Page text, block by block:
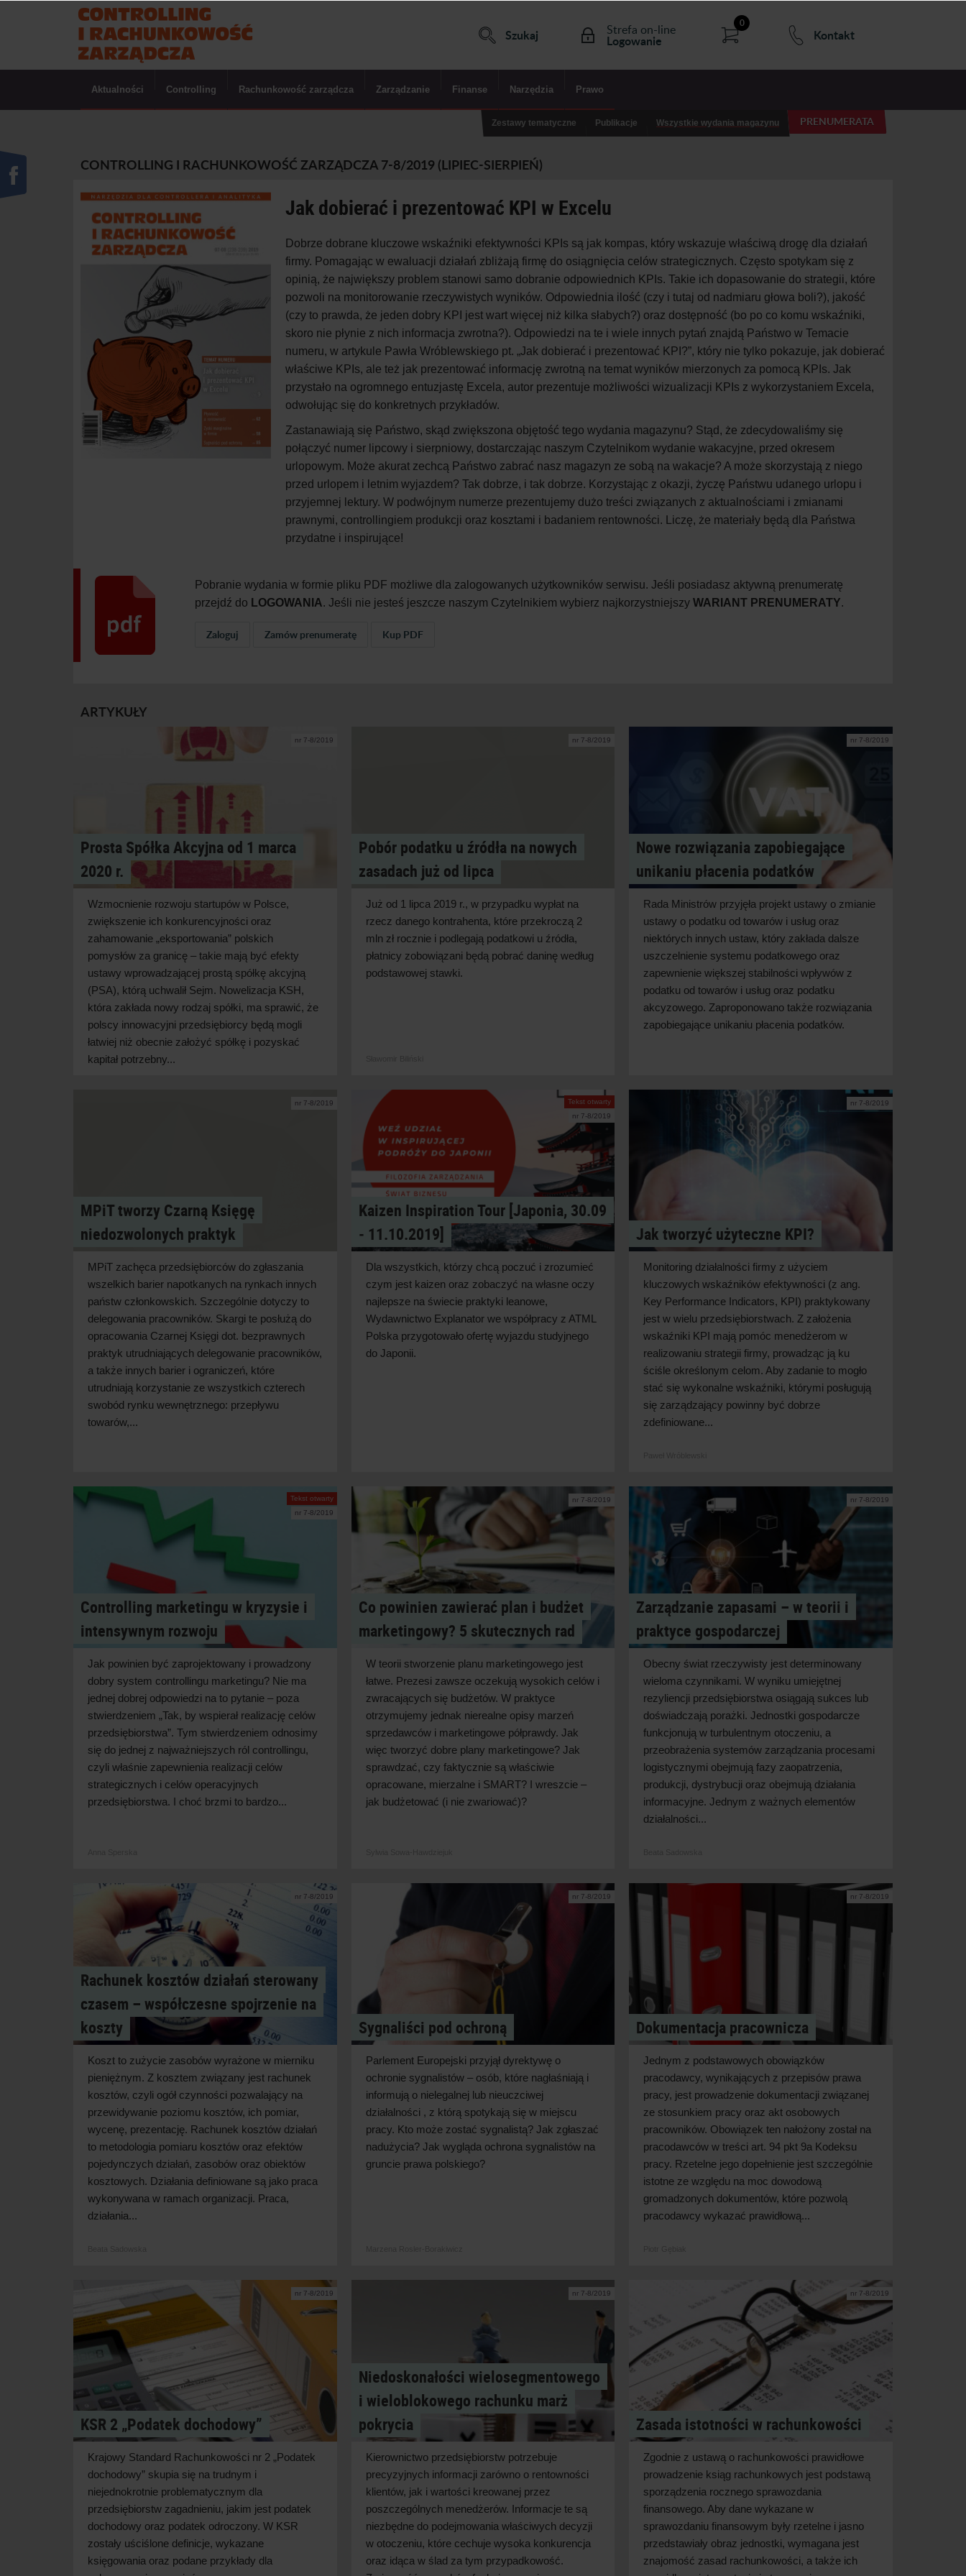
Szukaj Strefa on-line
Logowanie
0
Kontakt
Aktualności Controlling Rachunkowość zarządcza Zarządzanie Finanse Narzędzia Prawo
PRENUMERATA
Zestawy tematyczne Publikacje Wszystkie wydania magazynu
CONTROLLING I RACHUNKOWOŚĆ ZARZĄDCZA 7-8/2019 (LIPIEC-SIERPIEŃ)
Jak dobierać i prezentować KPI w Excelu
Dobrze dobrane kluczowe wskaźniki efektywności KPIs są jak kompas, który wskazuje właściwą drogę dla działań
firmy. Pomagając w ewaluacji działań zbliżają firmę do osiągnięcia celów strategicznych. Często spotykam się z
opinią, że największy problem stanowi samo dobranie odpowiednich KPIs. Takie ich dopasowanie do strategii, które
pozwoli na monitorowanie rzeczywistych wyników. Odpowiednia ilość (czy i tutaj od nadmiaru głowa boli?), jakość
(czy to prawda, że jeden dobry KPI jest wart więcej niż kilka słabych?) oraz dostępność (bo po co komu wskaźniki,
skoro nie płynie z nich informacja zwrotna?). Odpowiedzi na te i wiele innych pytań znajdą Państwo w Temacie
numeru, w artykule Pawła Wróblewskiego pt. „Jak dobierać i prezentować KPI?”, który nie tylko pokazuje, jak dobierać
właściwe KPIs, ale też jak prezentować informację zwrotną na temat wyników mierzonych za pomocą KPIs. Jak
przystało na ogromnego entuzjastę Excela, autor prezentuje możliwości wizualizacji KPIs z wykorzystaniem Excela,
odwołując się do konkretnych przykładów.
Zastanawiają się Państwo, skąd zwiększona objętość tego wydania magazynu? Stąd, że zdecydowaliśmy się
połączyć numer lipcowy i sierpniowy, dostarczając naszym Czytelnikom wydanie wakacyjne, przed okresem
urlopowym. Może akurat zechcą Państwo zabrać nasz magazyn ze sobą na wakacje? A może skorzystają z niego
przed urlopem i letnim wyjazdem? Tak dobrze, i tak dobrze. Korzystając z okazji, życzę Państwu udanego urlopu i
przyjemnej lektury. W podwójnym numerze prezentujemy dużo treści związanych z aktualnościami i zmianami
prawnymi, controllingiem produkcji oraz kosztami i badaniem rentowności. Liczę, że materiały będą dla Państwa
przydatne i inspirujące!
Pobranie wydania w formie pliku PDF możliwe dla zalogowanych użytkowników serwisu. Jeśli posiadasz aktywną prenumeratę
przejdź do LOGOWANIA. Jeśli nie jesteś jeszcze naszym Czytelnikiem wybierz najkorzystniejszy WARIANT PRENUMERATY.
Zaloguj Zamów prenumeratę Kup PDF
ARTYKUŁY
nr 7-8/2019
Prosta Spółka Akcyjna od 1 marca
2020 r.
Wzmocnienie rozwoju startupów w Polsce,
zwiększenie ich konkurencyjności oraz
zahamowanie „eksportowania” polskich
pomysłów za granicę – takie mają być efekty
ustawy wprowadzającej prostą spółkę akcyjną
(PSA), którą uchwalił Sejm. Nowelizacja KSH,
która zakłada nowy rodzaj spółki, ma sprawić, że
polscy innowacyjni przedsiębiorcy będą mogli
łatwiej niż obecnie założyć spółkę i pozyskać
kapitał potrzebny...
nr 7-8/2019
Pobór podatku u źródła na nowych
zasadach już od lipca
Już od 1 lipca 2019 r., w przypadku wypłat na
rzecz danego kontrahenta, które przekroczą 2
mln zł rocznie i podlegają podatkowi u źródła,
płatnicy zobowiązani będą pobrać daninę według
podstawowej stawki.
nr 7-8/2019
Nowe rozwiązania zapobiegające
unikaniu płacenia podatków
Rada Ministrów przyjęła projekt ustawy o zmianie
ustawy o podatku od towarów i usług oraz
niektórych innych ustaw, który zakłada dalsze
uszczelnienie systemu podatkowego oraz
zapewnienie większej stabilności wpływów z
podatku od towarów i usług oraz podatku
akcyzowego. Zaproponowano także rozwiązania
zapobiegające unikaniu płacenia podatków.
nr 7-8/2019
MPiT tworzy Czarną Księgę
niedozwolonych praktyk
MPiT zachęca przedsiębiorców do zgłaszania
wszelkich barier napotkanych na rynkach innych
państw członkowskich. Szczególnie dotyczy to
delegowania pracowników. Skargi te posłużą do
opracowania Czarnej Księgi dot. bezprawnych
praktyk utrudniających delegowanie pracowników,
a także innych barier i ograniczeń, które
utrudniają korzystanie ze wszystkich czterech
swobód rynku wewnętrznego: przepływu
towarów,...
Tekst otwarty
nr 7-8/2019
Kaizen Inspiration Tour [Japonia, 30.09
‑ 11.10.2019]
Dla wszystkich, którzy chcą poczuć i zrozumieć
czym jest kaizen oraz zobaczyć na własne oczy
najlepsze na świecie praktyki leanowe,
Wydawnictwo Explanator we współpracy z ATML
Polska przygotowało ofertę wyjazdu studyjnego
do Japonii.
nr 7-8/2019
Jak tworzyć użyteczne KPI?
Monitoring działalności firmy z użyciem
kluczowych wskaźników efektywności (z ang.
Key Performance Indicators, KPI) praktykowany
jest w wielu przedsiębiorstwach. Z założenia
wskaźniki KPI mają pomóc menedżerom w
realizowaniu strategii firmy, prowadząc ją ku
ściśle określonym celom. Aby zadanie to mogło
stać się wykonalne wskaźniki, którymi posługują
się zarządzający powinny być dobrze
zdefiniowane...
Tekst otwarty
nr 7-8/2019
Controlling marketingu w kryzysie i
intensywnym rozwoju
Jak powinien być zaprojektowany i prowadzony
dobry system controllingu marketingu? Nie ma
jednej dobrej odpowiedzi na to pytanie – poza
stwierdzeniem „Tak, by wspierał realizację celów
przedsiębiorstwa”. Tym stwierdzeniem odnosimy
się do jednej z najważniejszych ról controllingu,
czyli właśnie zapewnienia realizacji celów
strategicznych i celów operacyjnych
przedsiębiorstwa. I choć brzmi to bardzo...
nr 7-8/2019
Co powinien zawierać plan i budżet
marketingowy? 5 skutecznych rad
W teorii stworzenie planu marketingowego jest
łatwe. Prezesi zawsze oczekują wysokich celów i
zwracających się budżetów. W praktyce
otrzymujemy jednak nierealne opisy marzeń
sprzedawców i marketingowe półprawdy. Jak
więc tworzyć dobre plany marketingowe? Jak
sprawdzać, czy faktycznie są właściwie
opracowane, mierzalne i SMART? I wreszcie –
jak budżetować (i nie zwariować)?
nr 7-8/2019
Zarządzanie zapasami – w teorii i
praktyce gospodarczej
Obecny świat rzeczywisty jest determinowany
wieloma czynnikami. W wyniku umiejętnej
rezyliencji przedsiębiorstwa osiągają sukces lub
doświadczają porażki. Jednostki gospodarcze
funkcjonują w turbulentnym otoczeniu, a
przeobrażenia systemów zarządzania procesami
logistycznymi obejmują fazy zaopatrzenia,
produkcji, dystrybucji oraz obejmują działania
informacyjne. Jednym z ważnych elementów
działalności...
nr 7-8/2019
Rachunek kosztów działań sterowany
czasem – współczesne spojrzenie na
koszty
Koszt to zużycie zasobów wyrażone w mierniku
pieniężnym. Z kosztem związany jest rachunek
kosztów, czyli ogół czynności pozwalający na
przewidywanie poziomu kosztów, ich pomiar,
wycenę, prezentację. Rachunek kosztów działań
to metodologia pomiaru kosztów oraz efektów
pojedynczych działań, zasobów oraz obiektów
kosztowych. Działania definiowane są jako praca
wykonywana w ramach organizacji. Praca,
działania...
nr 7-8/2019
Sygnaliści pod ochroną
Parlement Europejski przyjął dyrektywę o
ochronie sygnalistów – osób, które nagłaśniają i
informują o nielegalnej lub nieuczciwej
działalności , z którą spotykają się w miejscu
pracy. Kto może zostać sygnalistą? Jak zgłaszać
nadużycia? Jak wygląda ochrona sygnalistów na
gruncie prawa polskiego?
nr 7-8/2019
Dokumentacja pracownicza
Jednym z podstawowych obowiązków
pracodawcy, wynikających z przepisów prawa
pracy, jest prowadzenie dokumentacji związanej
ze stosunkiem pracy oraz akt osobowych
pracowników. Obowiązek ten nałożony został na
pracodawców w treści art. 94 pkt 9a Kodeksu
pracy. Rzetelne jego dopełnienie jest szczególnie
istotne ze względu na moc dowodową
gromadzonych dokumentów, które pozwolą
pracodawcy wykazać prawidłową...
nr 7-8/2019
KSR 2 „Podatek dochodowy”
Krajowy Standard Rachunkowości nr 2 „Podatek
dochodowy” skupia się na trudnym i
niejednokrotnie problematycznym dla
przedsiębiorstw zagadnieniu, jakim jest podatek
dochodowy oraz podatek odroczony. W KSR
zostały uściślone definicje, wykazane
księgowania oraz podane przykłady dla
nr 7-8/2019
Niedoskonałości wielosegmentowego
i wieloblokowego rachunku marż
pokrycia
Kierownictwo przedsiębiorstw potrzebuje
precyzyjnych informacji zarówno o rentowności
klientów, jak i wartości kreowanej przez
poszczególnych menedżerów. Informacje te są
niezbędne do podejmowania właściwych decyzji
w otoczeniu, które cechuje wysoka konkurencja
oraz idąca w ślad za tym przypadkowość.
nr 7-8/2019
Zasada istotności w rachunkowości
Zgodnie z ustawą o rachunkowości prawidłowe
prowadzenie ksiąg rachunkowych jest podstawą
sporządzenia rocznego sprawozdania
finansowego. Aby dane wykazane w
sprawozdaniu finansowym były rzetelne i jasno
przedstawiały obraz jednostki, wymagana jest
znajomość zasad rachunkowości, a także ich